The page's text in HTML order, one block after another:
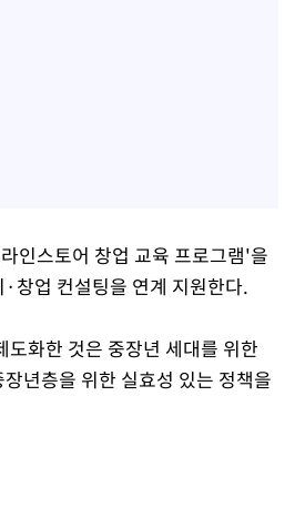
인스토어 창업 교육 프로그램'을
창업 컨설팅을 연계 지원한다.
화한 것은 중장년 세대를 위한
년층을 위한 실효성 있는 정책을